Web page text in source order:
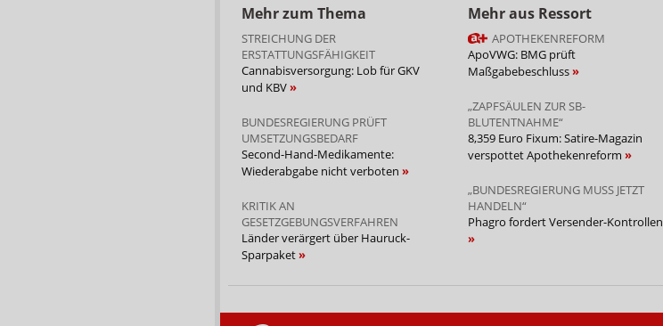
Mehr zum Thema
STREICHUNG DER
ERSTATTUNGSFÄHIGKEIT
Cannabisversorgung: Lob für GKV
und KBV
BUNDESREGIERUNG PRÜFT
UMSETZUNGSBEDARF
Second-Hand-Medikamente:
Wiederabgabe nicht verboten
KRITIK AN
GESETZGEBUNGSVERFAHREN
Länder verärgert über Hauruck-
Sparpaket
Mehr aus Ressort
APOTHEKENREFORM
ApoVWG: BMG prüft
Maßgabebeschluss
„ZAPFSÄULEN ZUR SB-
BLUTENTNAHME“
8,359 Euro Fixum: Satire-Magazin
verspottet Apothekenreform
„BUNDESREGIERUNG MUSS JETZT
HANDELN“
Phagro fordert Versender-Kontrollen